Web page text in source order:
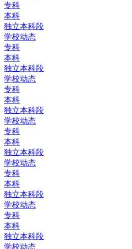
专科
本科
独立本科段
学校动态
专科
本科
独立本科段
学校动态
专科
本科
独立本科段
学校动态
专科
本科
独立本科段
学校动态
专科
本科
独立本科段
学校动态
专科
本科
独立本科段
学校动态